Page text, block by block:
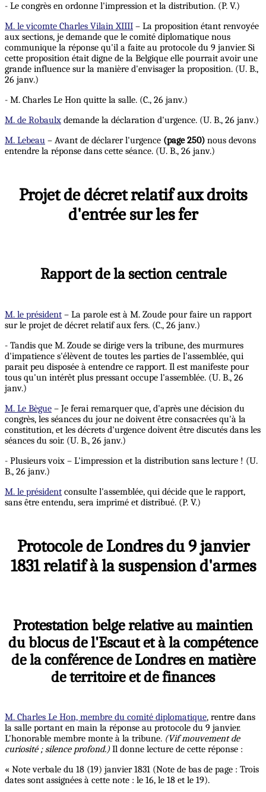
- Le congrès en ordonne l'impression et la distribution. (P. V.)
M. le vicomte Charles Vilain XIIII – La proposition étant renvoyée
aux sections, je demande que le comité diplomatique nous
communique la réponse qu'il a faite au protocole du 9 janvier. Si
cette proposition était digne de la Belgique elle pourrait avoir une
grande influence sur la manière d'envisager la proposition. (U. B.,
26 janv.)
- M. Charles Le Hon quitte la salle. (C., 26 janv.)
M. de Robaulx demande la déclaration d'urgence. (U. B., 26 janv.)
M. Lebeau – Avant de déclarer l'urgence (page 250) nous devons
entendre la réponse dans cette séance. (U. B., 26 janv.)
Projet de décret relatif aux droits
d'entrée sur les fer
Rapport de la section centrale
M. le président – La parole est à M. Zoude pour faire un rapport
sur le projet de décret relatif aux fers. (C., 26 janv.)
- Tandis que M. Zoude se dirige vers la tribune, des murmures
d'impatience s'élèvent de toutes les parties de l'assemblée, qui
parait peu disposée à entendre ce rapport. Il est manifeste pour
tous qu'un intérêt plus pressant occupe l'assemblée. (U. B., 26
janv.)
M. Le Bègue – Je ferai remarquer que, d'après une décision du
congrès, les séances du jour ne doivent être consacrées qu'à la
constitution, et les décrets d'urgence doivent être discutés dans les
séances du soir. (U. B., 26 janv.)
- Plusieurs voix – L'impression et la distribution sans lecture ! (U.
B., 26 janv.)
M. le président consulte l'assemblée, qui décide que le rapport,
sans être entendu, sera imprimé et distribué. (P. V.)
Protocole de Londres du 9 janvier
1831 relatif à la suspension d'armes
Protestation belge relative au maintien
du blocus de l'Escaut et à la compétence
de la conférence de Londres en matière
de territoire et de finances
M. Charles Le Hon, membre du comité diplomatique, rentre dans
la salle portant en main la réponse au protocole du 9 janvier.
L'honorable membre monte à la tribune. (Vif mouvement de
curiosité ; silence profond.)Il donne lecture de cette réponse :
« Note verbale du 18 (19) janvier 1831 (Note de bas de page : Trois
dates sont assignées à cette note : le 16, le 18 et le 19).